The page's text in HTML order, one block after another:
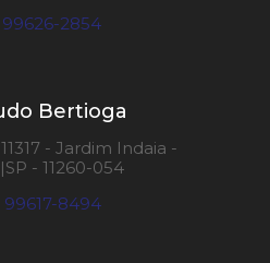
2854
Bertioga
- Jardim Indaia -
- 11260-054
99617-8494